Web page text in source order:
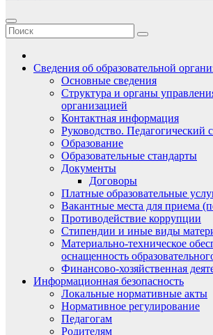
Сведения об образовательной
Основные сведения
Структура и органы
организацией
Контактная информация
Руководство. Педагогический
Образование
Образовательные стандарты
Документы
Договоры
Платные образовательные
Вакантные места для приема
Противодействие коррупции
Стипендии и иные виды
Материально-техническое
оснащенность
Финансово-хозяйственная
Информационная безопасность
Локальные нормативные акты
Нормативное регулирование
Педагогам
Родителям